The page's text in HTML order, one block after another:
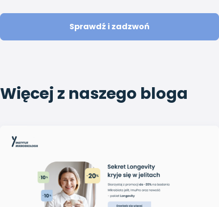
Sprawdź i zadzwoń
Więcej z naszego bloga